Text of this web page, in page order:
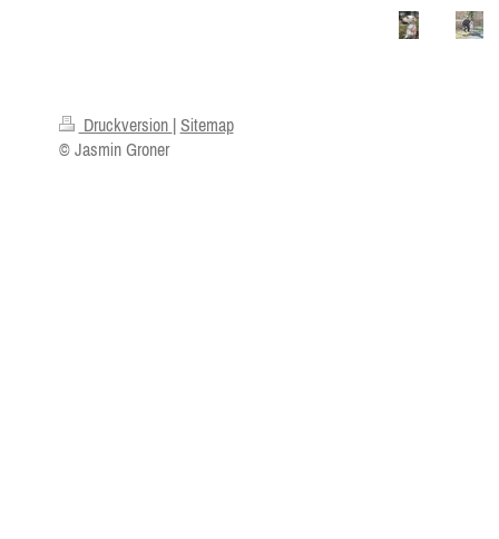
Druckversion | Sitemap
© Jasmin Groner